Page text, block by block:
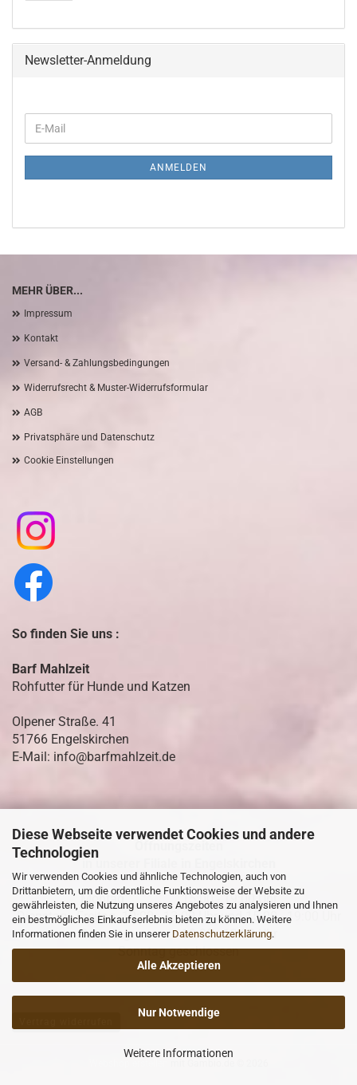
Diese Webseite verwendet Cookies und andere
Technologien
Wir verwenden Cookies und ähnliche Technologien, auch von
Drittanbietern, um die ordentliche Funktionsweise der Website zu
gewährleisten, die Nutzung unseres Angebotes zu analysieren und Ihnen
ein bestmögliches Einkaufserlebnis bieten zu können. Weitere
Informationen finden Sie in unserer Datenschutzerklärung.
Alle Akzeptieren
Nur Notwendige
Weitere Informationen
Newsletter-Anmeldung
ZUR
E-
Mail
ANMELDEN
MEHR ÜBER...
Impressum
Kontakt
Versand- & Zahlungsbedingungen
Widerrufsrecht & Muster-Widerrufsformular
AGB
Privatsphäre und Datenschutz
Cookie Einstellungen
So finden Sie uns :
Barf Mahlzeit
Rohfutter für Hunde und Katzen
Olpener Straße. 41
51766 Engelskirchen
E-Mail: info@barfmahlzeit.de
Montag 15:00 - 19:00 Uhr
Dienstag - Freitag 10:00 - 13:00 Uhr und 15.00 - 19:00 Uhr
Samstag 10:00 - 13:00 Uhr
Sonntag geschlossen